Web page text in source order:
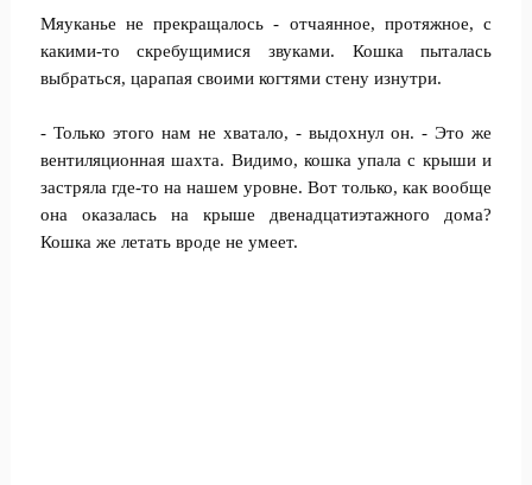
Мяуканье не прекращалось - отчаянное, протяжное, с
какими-то скребущимися звуками. Кошка пыталась
выбраться, царапая своими когтями стену изнутри.
- Только этого нам не хватало, - выдохнул он. - Это же
вентиляционная шахта. Видимо, кошка упала с крыши и
застряла где-то на нашем уровне. Вот только, как вообще
она оказалась на крыше двенадцатиэтажного дома?
Кошка же летать вроде не умеет.